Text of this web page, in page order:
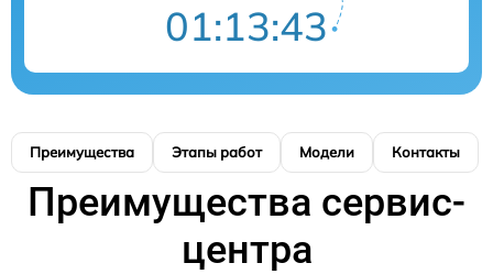
01:13:43
Преимущества Этапы работ Модели Контакты
Преимущества сервис-
центра